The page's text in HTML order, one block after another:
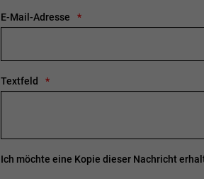
E-Mail-Adresse
Textfeld
Ich möchte eine Kopie dieser Nachricht